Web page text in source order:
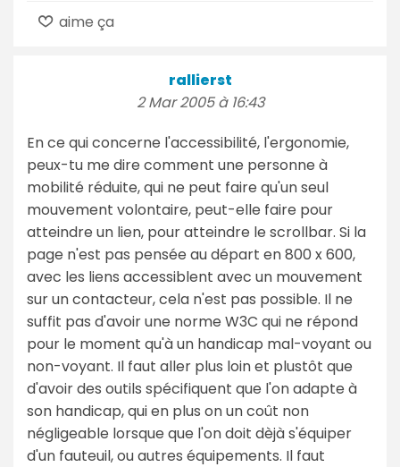
aime ça
rallierst
2 Mar 2005 à 16:43
En ce qui concerne l'accessibilité, l'ergonomie,
peux-tu me dire comment une personne à
mobilité réduite, qui ne peut faire qu'un seul
mouvement volontaire, peut-elle faire pour
atteindre un lien, pour atteindre le scrollbar. Si la
page n'est pas pensée au départ en 800 x 600,
avec les liens accessiblent avec un mouvement
sur un contacteur, cela n'est pas possible. Il ne
suffit pas d'avoir une norme W3C qui ne répond
pour le moment qu'à un handicap mal-voyant ou
non-voyant. Il faut aller plus loin et plustôt que
d'avoir des outils spécifiquent que l'on adapte à
son handicap, qui en plus on un coût non
négligeable lorsque que l'on doit dèjà s'équiper
d'un fauteuil, ou autres équipements. Il faut